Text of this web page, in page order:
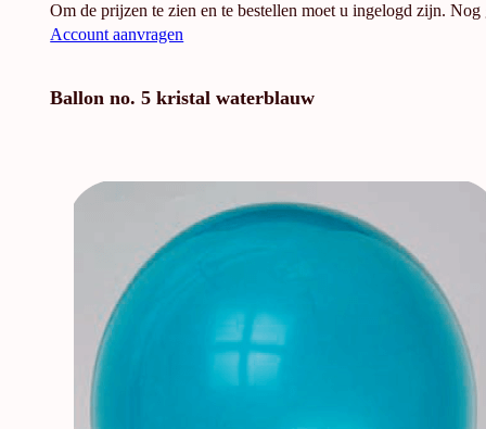
Om de prijzen te zien en te bestellen moet u ingelogd zijn. Nog
Account aanvragen
Ballon no. 5 kristal waterblauw